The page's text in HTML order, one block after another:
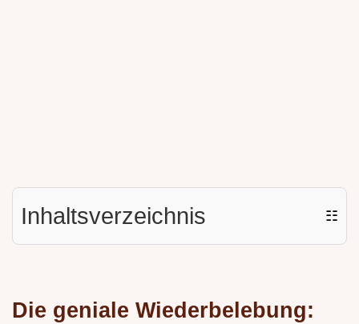
Inhaltsverzeichnis ☷
Die geniale Wiederbelebung: